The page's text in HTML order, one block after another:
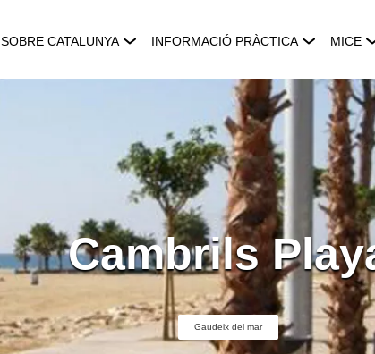
SOBRE CATALUNYA INFORMACIÓ PRÀCTICA MICE
Cambrils
Gaudeix del mar